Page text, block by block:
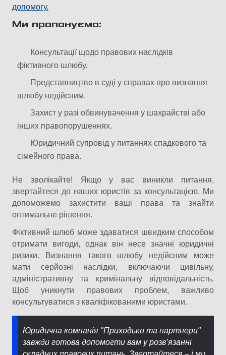
допомогу.
Ми пропонуємо:
Консультації щодо правових наслідків
фіктивного шлюбу.
Представництво в суді у справах про визнання
шлюбу недійсним.
Захист у разі обвинувачення у шахрайстві або
інших правопорушеннях.
Юридичний супровід у питаннях спадкового та
сімейного права.
Не зволікайте! Якщо у вас виникли питання,
звертайтеся до наших юристів за консультацією. Ми
допоможемо захистити ваші права та знайти
оптимальне рішення.
Фіктивний шлюб може здаватися швидким способом
отримати вигоди, однак він несе значні юридичні
ризики. Визнання такого шлюбу недійсним може
мати серйозні наслідки, включаючи цивільну,
адміністративну та кримінальну відповідальність.
Щоб уникнути правових проблем, важливо
консультуватися з кваліфікованими юристами.
Юридична компанія "Приходько та партнери"
завжди готова допомогти вам у розв’язанні